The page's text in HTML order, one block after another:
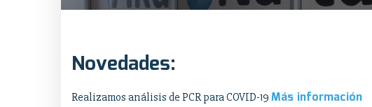
Novedades:
Realizamos análisis de PCR para COVID-19 Más información